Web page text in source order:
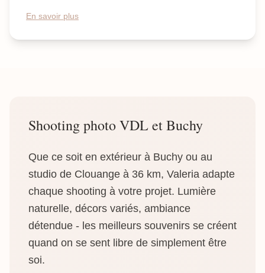
En savoir plus
Shooting photo VDL et Buchy
Que ce soit en extérieur à Buchy ou au
studio de Clouange à 36 km, Valeria adapte
chaque shooting à votre projet. Lumière
naturelle, décors variés, ambiance
détendue - les meilleurs souvenirs se créent
quand on se sent libre de simplement être
soi.